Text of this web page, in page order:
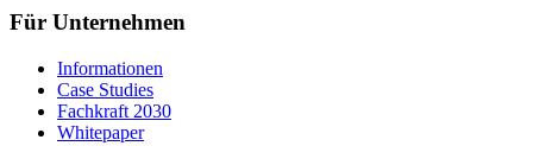
Für Unternehmen
Informationen
Case Studies
Fachkraft 2030
Whitepaper